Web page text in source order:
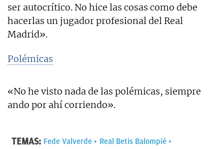
ser autocrítico. No hice las cosas como debe
hacerlas un jugador profesional del Real
Madrid».
Polémicas
«No he visto nada de las polémicas, siempre
ando por ahí corriendo».
TEMAS: Fede Valverde
Real Betis Balompié